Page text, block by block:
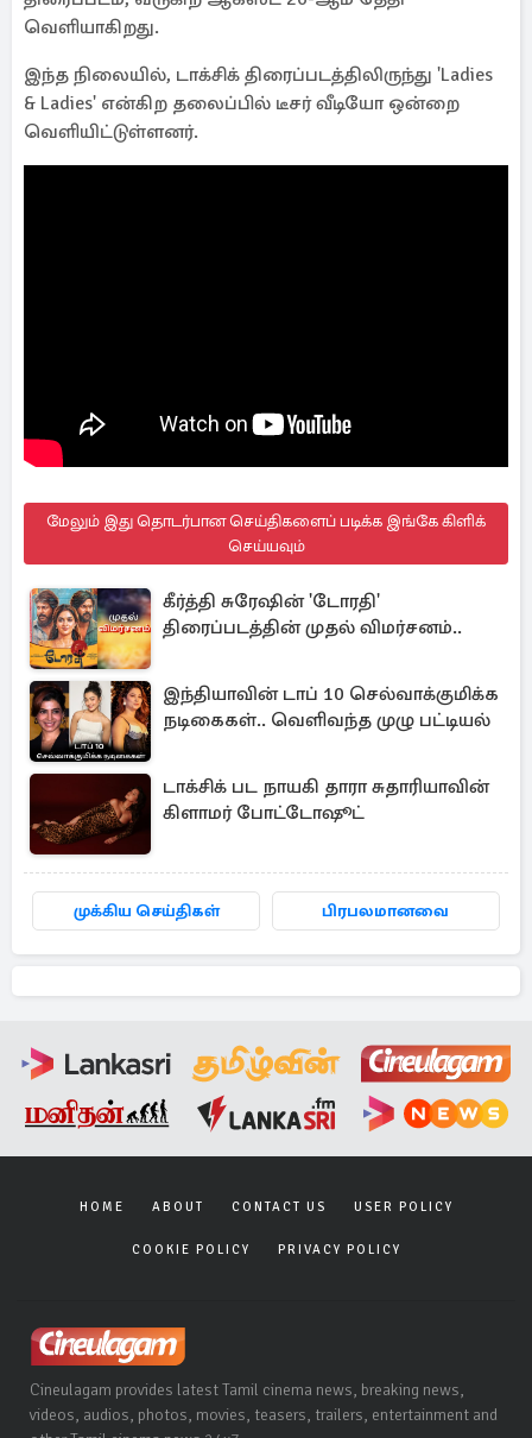
வெளியாகிறது.
இந்த நிலையில், டாக்சிக் திரைப்படத்திலிருந்து 'Ladies
& Ladies' என்கிற தலைப்பில் டீசர் வீடியோ ஒன்றை
வெளியிட்டுள்ளனர்.
மேலும் இது தொடர்பான செய்திகளைப் படிக்க இங்கே கிளிக்
செய்யவும்
கீர்த்தி சுரேஷின் 'டோரதி'
திரைப்படத்தின் முதல் விமர்சனம்..
இந்தியாவின் டாப் 10 செல்வாக்குமிக்க
நடிகைகள்.. வெளிவந்த முழு பட்டியல்
டாக்சிக் பட நாயகி தாரா சுதாரியாவின்
கிளாமர் போட்டோஷூட்
முக்கிய செய்திகள் பிரபலமானவை
HOME ABOUT CONTACT US USER POLICY
COOKIE POLICY PRIVACY POLICY
Cineulagam provides latest Tamil cinema news, breaking news,
videos, audios, photos, movies, teasers, trailers, entertainment and